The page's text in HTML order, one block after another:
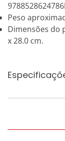
Peso
Dimensões do
x 28.0 cm.